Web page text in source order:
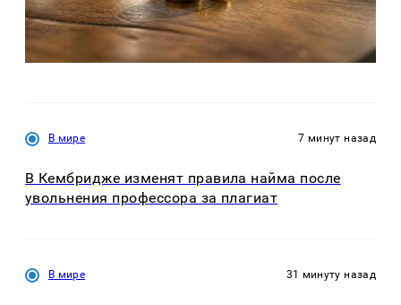
В мире 7 минут назад
В Кембридже изменят правила найма после
увольнения профессора за плагиат
В мире 31 минуту назад